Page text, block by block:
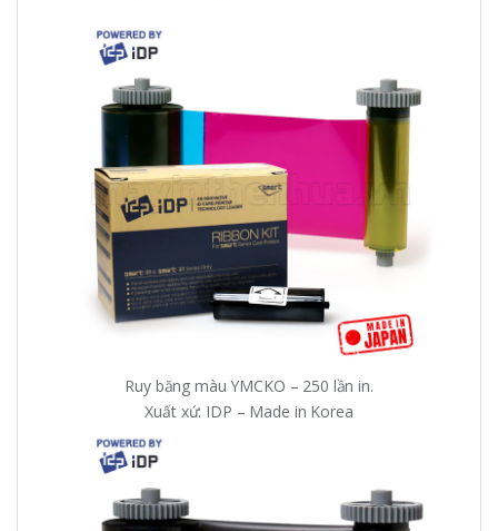
Ruy băng màu YMCKO – 250 lần in.
Xuất xứ: IDP – Made in Korea